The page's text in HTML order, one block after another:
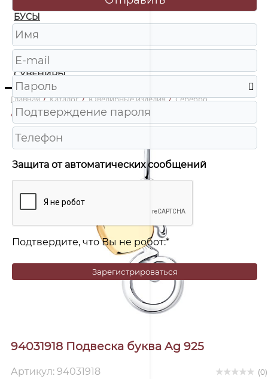
БУСЫ
ЧАСЫ
ШКАТУЛКИ
СУВЕНИРЫ
Главная / Каталог / Ювелирные изделия / Серебро
/
94031918 Подвеска буква Ag 925
94031918 Подвеска буква Ag 925
Артикул: 94031918 (0)
Защита от автоматических сообщений
Подтвердите, что Вы не робот:*
Зарегистрироваться